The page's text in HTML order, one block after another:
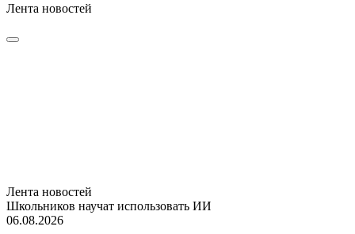
Лента новостей
Лента новостей
Школьников научат использовать ИИ
06.08.2026